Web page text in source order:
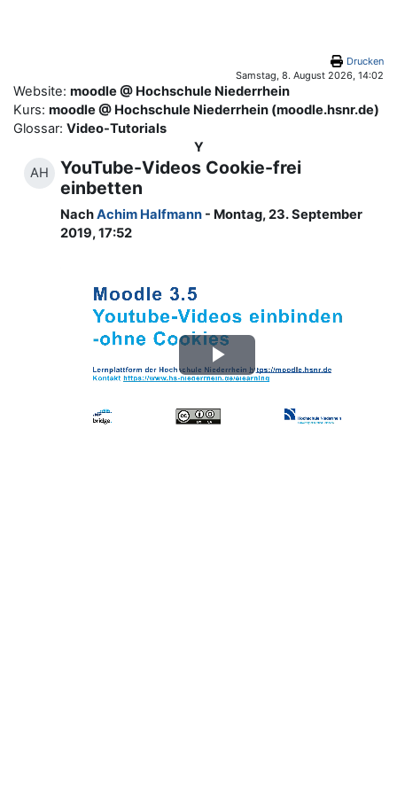
Drucken
Samstag, 8. August 2026, 14:02
Website: moodle @ Hochschule Niederrhein
Kurs: moodle @ Hochschule Niederrhein (moodle.hsnr.de)
Glossar: Video-Tutorials
Y
AH
YouTube-Videos Cookie-frei
einbetten
NachAchim Halfmann- Montag, 23. September
2019, 17:52
Video
abspielen